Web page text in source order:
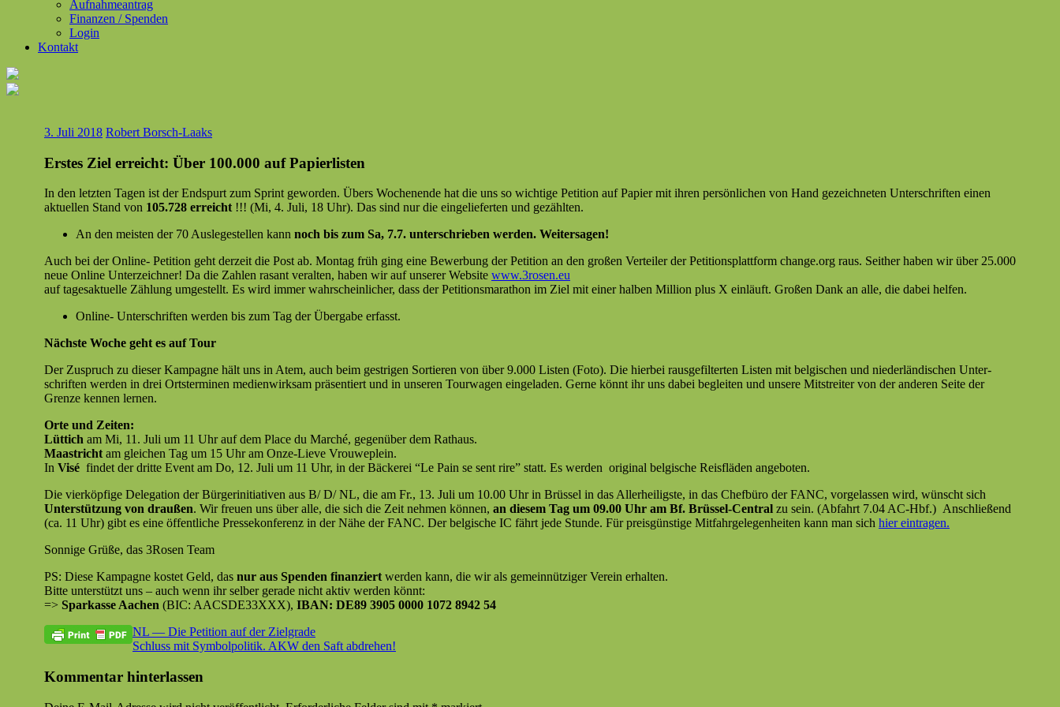
Aufnahmeantrag
Finanzen / Spenden
Login
Kontakt
3. Juli 2018 Robert Borsch-Laaks
Erstes Ziel erreicht: Über 100.000 auf Papierlisten
In den let­zten Tagen ist der End­spurt zum Sprint gewor­den. Übers Woch­enende hat die uns so wichtige Peti­tion auf Papi­er mit ihren per­sön­lichen von Hand geze­ich­neten Unter­schriften einen
aktuellen Stand von 105.728 erre­icht!!! (Mi, 4. Juli, 18 Uhr). Das sind nur die ein­geliefer­ten und gezählten.
An den meis­ten der 70 Auslegestellen kann noch bis zum Sa, 7.7. unter­schrieben wer­den. Weit­er­sagen!
Auch bei der Online- Peti­tion geht derzeit die Post ab. Mon­tag früh ging eine Bewer­bung der Peti­tion an den großen Verteil­er der Peti­tion­splat­tform change.org raus. Sei­ther haben wir über 25.000
neue Online Unterze­ich­n­er! Da die Zahlen ras­ant ver­al­ten, haben wir auf unser­er Web­site www.3rosen.eu
auf tage­sak­tuelle Zäh­lung umgestellt. Es wird immer wahrschein­lich­er, dass der Peti­tion­s­marathon im Ziel mit ein­er hal­ben Mil­lion plus X ein­läuft. Großen Dank an alle, die dabei helfen.
Online- Unter­schriften wer­den bis zum Tag der Über­gabe erfasst.
Näch­ste Woche geht es auf Tour
Der Zus­pruch zu dieser Kam­pagne hält uns in Atem, auch beim gestri­gen Sortieren von über 9.000 Lis­ten (Foto). Die hier­bei raus­ge­filterten Lis­ten mit bel­gis­chen und nieder­ländis­chen Unter­
schriften wer­den in drei Ort­ster­mi­nen medi­en­wirk­sam präsen­tiert und in unseren Tour­wa­gen ein­ge­laden. Gerne kön­nt ihr uns dabei begleit­en und unsere Mit­stre­it­er von der anderen Seite der
Gren­ze ken­nen lernen.
Orte und Zeiten:
Lüt­tich am Mi, 11. Juli um 11 Uhr auf dem Place du Marché, gegenüber dem Rathaus.
Maas­trichtam gle­ichen Tag um 15 Uhr am Onze-Lieve Vrouweplein.
In Visé find­et der dritte Event am Do, 12. Juli um 11 Uhr, in der Bäck­erei “Le Pain se sent rire” statt. Es wer­den orig­i­nal bel­gis­che Reis­flä­den angeboten.
Die vierköp­fige Del­e­ga­tion der Bürg­erini­tia­tiv­en aus B/ D/ NL, die am Fr., 13. Juli um 10.00 Uhr in Brüs­sel in das Aller­heilig­ste, in das Chef­büro der FANC, vorge­lassen wird, wün­scht sich
Unter­stützung von draußen. Wir freuen uns über alle, die sich die Zeit nehmen kön­nen, an diesem Tag um 09.00 Uhr am Bf. Brüs­sel-Cen­tral zu sein. (Abfahrt 7.04 AC-Hbf.) Anschließend
(ca. 11 Uhr) gibt es eine öffentliche Pressekon­ferenz in der Nähe der FANC. Der bel­gis­che IC fährt jede Stunde. Für preis­gün­stige Mit­fahrgele­gen­heit­en kann man sich hier ein­tra­gen.
Son­nige Grüße, das 3Rosen Team
PS: Diese Kam­pagne kostet Geld, das nur aus Spenden finanziertwer­den kann, die wir als gemein­nütziger Vere­in erhalten.
Bitte unter­stützt uns – auch wenn ihr sel­ber ger­ade nicht aktiv wer­den könnt:
=> Sparkasse Aachen (BIC: AACSDE33XXX), IBAN: DE89 3905 0000 1072 8942 54
Newsletter
Beitragsnavigation
Vorheriger
Beitrag:
NL — Die Petition auf der Zielgrade
Nächster
Schluss mit Symbolpolitik. AKW den Saft abdrehen!
Kommentar hinterlassen